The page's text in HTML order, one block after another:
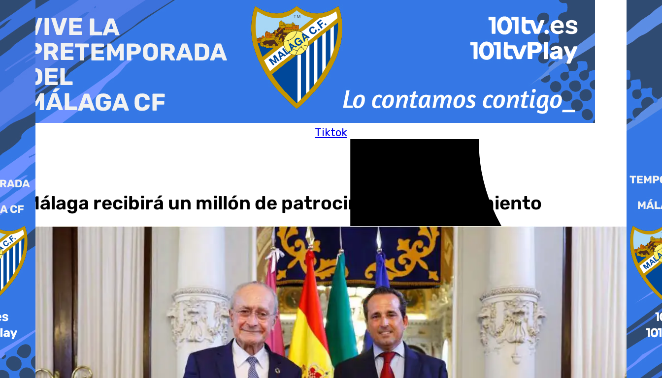
al
contenido
Tiktok
El Málaga recibirá un millón de patrocinio del Ayuntamiento